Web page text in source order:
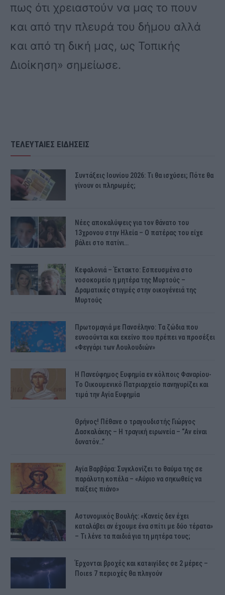
πως ότι χρειαστούν να μας το πουν
και από την πλευρά του δήμου αλλά
και από τη δική μας, ως Τοπικής
Διοίκηση» σημείωσε.
ΤΕΛΕΥΤΑΙΕΣ ΕΙΔΗΣΕΙΣ
Συντάξεις Ιουνίου 2026: Τι θα ισχύσει; Πότε θα
γίνουν οι πληρωμές;
Νέες αποκαλύψεις για τον θάνατο του
13χρονου στην Ηλεία – Ο πατέρας του είχε
βάλει στο πατίνι…
Κεφαλονιά – Έκτακτο: Εσπευσμένα στο
νοσοκομείο η μητέρα της Μυρτούς –
Δραματικές στιγμές στην οικογένειά της
Μυρτούς
Πρωτομαγιά με Πανσέληνο: Τα ζώδια που
ευνοούνται και εκείνο που πρέπει να προσέξει
«Φεγγάρι των Λουλουδιών»
H Πανεύφημος Ευφημία εν κόλποις Φαναρίου-
Το Οικουμενικό Πατριαρχείο πανηγυρίζει και
τιμά την Αγία Ευφημία
Θρήνος! Πέθανε ο τραγουδιστής Γιώργος
Δασκαλάκης – Η τραγική ειρωνεία – “Αν είναι
δυνατόν…”
Αγία Βαρβάρα: Συγκλονίζει το θαύμα της σε
παράλυτη κοπέλα – «Αύριο να σηκωθείς να
παίξεις πιάνο»
Αστυνομικός Bουλής: «Κανείς δεν έχει
καταλάβει αν έχουμε ένα σπίτι με δύο τέρατα»
– Τι λένε τα παιδιά για τη μητέρα τους;
Έρχονται βροχές και κατaιγίδες σε 2 μέpες –
Ποιεs 7 πεpιοχές θα πλnγούν